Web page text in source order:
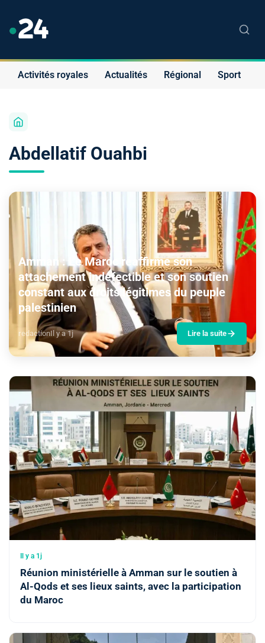
Activités royales Actualités Régional Sport
Abdellatif Ouahbi
Amman : Le Maroc réaffirme son
attachement indéfectible et son soutien
constant aux droits légitimes du peuple
palestinien
redactionIl y a 1j Lire la suite
Il y a 1j
Réunion ministérielle à Amman sur le soutien à
Al-Qods et ses lieux saints, avec la participation
du Maroc